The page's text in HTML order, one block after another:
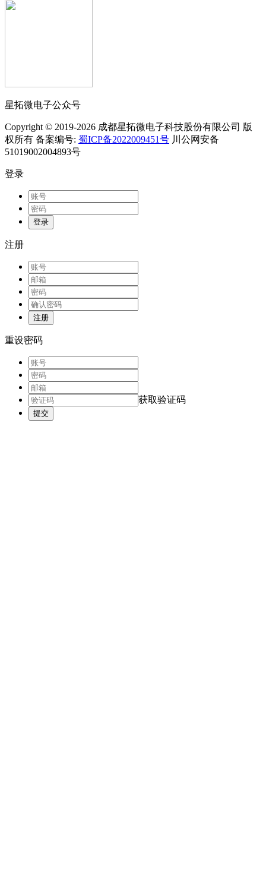
星拓微电子公众号
Copyright © 2019-2026 成都星拓微电子科技股份有限公司 版
权所有 备案编号: 蜀ICP备2022009451号 川公网安备
51019002004893号
登录
登录
注册
注册
重设密码
获取验证码
提交